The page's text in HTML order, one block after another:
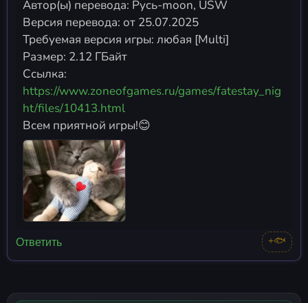
Автор(ы) перевода: Русь-moon, USW
Версия перевода: от 25.07.2025
Требуемая версия игры: любая [Multi]
Размер: 2.12 ГБайт
Ссылка:
https://www.zoneofgames.ru/games/fatestay_nig
ht/files/10413.html
Всем приятной игры!😊
Ответить +🐟